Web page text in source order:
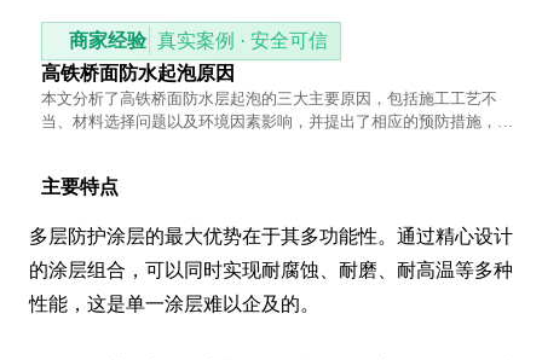
商家经验 真实案例 · 安全可信
高铁桥面防水起泡原因
本文分析了高铁桥面防水层起泡的三大主要原因，包括施工工艺不
当、材料选择问题以及环境因素影响，并提出了相应的预防措施，帮
主要特点
多层防护涂层的最大优势在于其多功能性。通过精心设计
的涂层组合，可以同时实现耐腐蚀、耐磨、耐高温等多种
性能，这是单一涂层难以企及的。